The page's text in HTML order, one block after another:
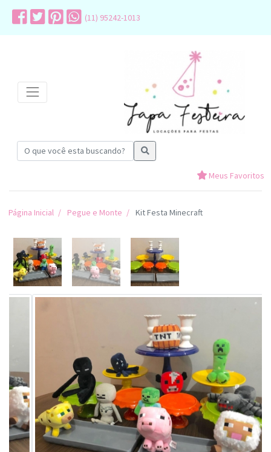
(11) 95242-1013
Meus Favoritos
Página Inicial Pegue e Monte Kit Festa Minecraft